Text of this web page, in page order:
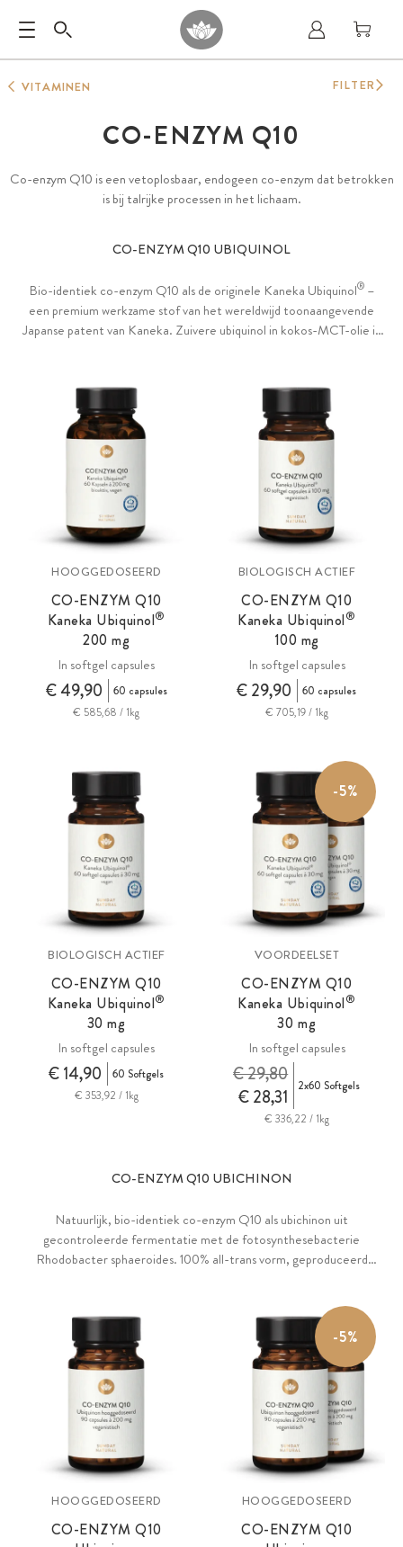
VITAMINEN
CO-ENZYM Q10
Co-enzym Q10 is een vetoplosbaar, endogeen co-enzym dat betrokken
is bij talrijke processen in het lichaam.
CO-ENZYM Q10 UBIQUINOL
Bio-identiek co-enzym Q10 als de originele Kaneka Ubiquinol®–
een premium werkzame stof van het wereldwijd toonaangevende
Japanse patent van Kaneka. Zuivere ubiquinol in kokos-MCT-olie in
HOOGGEDOSEERD
CO-ENZYM Q10
Kaneka Ubiquinol®
200 mg
In softgel capsules
€ 49,90
60 capsules
€ 585,68 / 1kg
BIOLOGISCH ACTIEF
CO-ENZYM Q10
Kaneka Ubiquinol®
100 mg
In softgel capsules
€ 29,90
60 capsules
€ 705,19 / 1kg
BIOLOGISCH ACTIEF
CO-ENZYM Q10
Kaneka Ubiquinol®
30 mg
In softgel capsules
€ 14,90
60 Softgels
€ 353,92 / 1kg
-5%
VOORDEELSET
CO-ENZYM Q10
Kaneka Ubiquinol®
30 mg
In softgel capsules
€ 28,31
€ 29,80 2x60 Softgels
€ 336,22 / 1kg
CO-ENZYM Q10 UBICHINON
Natuurlijk, bio-identiek co-enzym Q10 als ubichinon uit
gecontroleerde fermentatie met de fotosynthesebacterie
Rhodobacter sphaeroides. 100% all-trans vorm, geproduceerd
HOOGGEDOSEERD
CO-ENZYM Q10
-5%
HOOGGEDOSEERD
CO-ENZYM Q10
FILTER